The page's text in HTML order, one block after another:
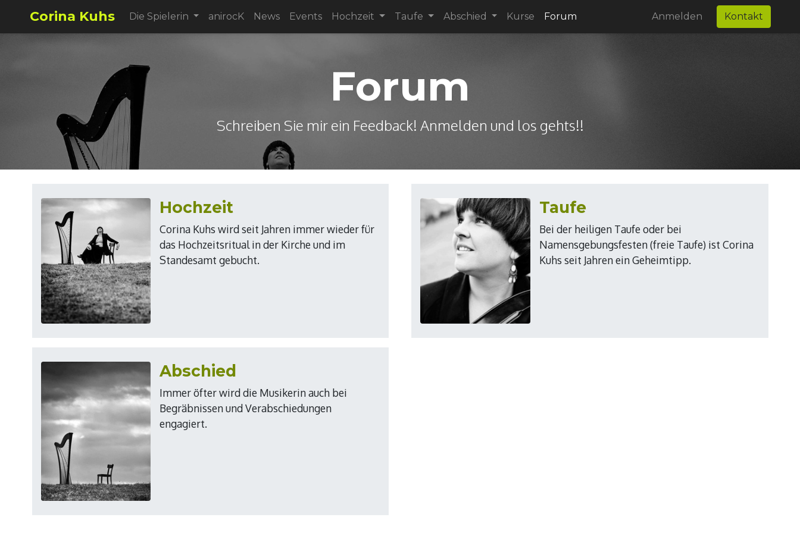
Corina Kuhs Die Spielerin anirocK News Events Hochzeit Taufe Abschied Kurse Forum Anmelden Kontakt
Forum
Schreiben Sie mir ein Feedback! Anmelden und los gehts!!
Hochzeit
Corina Kuhs wird seit Jahren immer wieder für
das Hochzeitsritual in der Kirche und im
Standesamt gebucht.
Taufe
Bei der heiligen Taufe oder bei
Namensgebungsfesten (freie Taufe) ist Corina
Kuhs seit Jahren ein Geheimtipp.
Abschied
Immer öfter wird die Musikerin auch bei
Begräbnissen und Verabschiedungen
engagiert.